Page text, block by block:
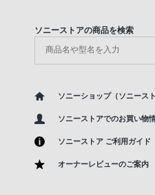
ソニーストアの商品を検索
ソニーショップ（ソニース
ソニーストアでのお買い物
ソニーストア ご利用ガイド
オーナーレビューのご案内